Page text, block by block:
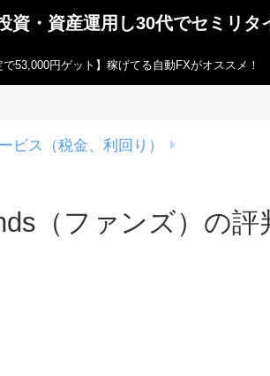
資・資産運用し30代でセミリタ
53,000円ゲット】稼げてる自動FXがオススメ！
ビス（税金、利回り）
（ファンズ）の評